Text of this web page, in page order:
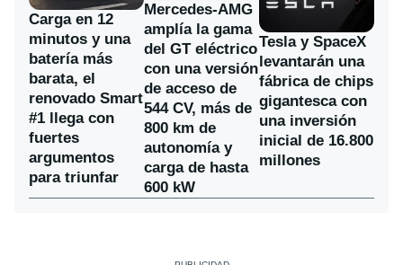
Carga en 12
minutos y una
batería más
barata, el
renovado Smart
#1 llega con
fuertes
argumentos
para triunfar
Mercedes-AMG
amplía la gama
del GT eléctrico
con una versión
de acceso de
544 CV, más de
800 km de
autonomía y
carga de hasta
600 kW
Tesla y SpaceX
levantarán una
fábrica de chips
gigantesca con
una inversión
inicial de 16.800
millones